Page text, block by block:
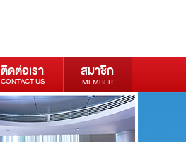
ติดต่อเรา
CONTACT US
สมาชิก
MEMBER